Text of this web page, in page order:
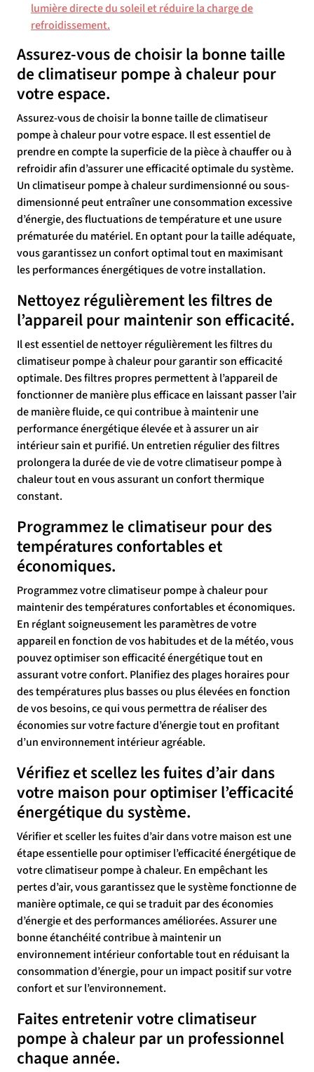
lumière directe du soleil et réduire la charge de
refroidissement.
Assurez-vous de choisir la bonne taille
de climatiseur pompe à chaleur pour
votre espace.
Assurez-vous de choisir la bonne taille de climatiseur
pompe à chaleur pour votre espace. Il est essentiel de
prendre en compte la superficie de la pièce à chauffer ou à
refroidir afin d’assurer une efficacité optimale du système.
Un climatiseur pompe à chaleur surdimensionné ou sous-
dimensionné peut entraîner une consommation excessive
d’énergie, des fluctuations de température et une usure
prématurée du matériel. En optant pour la taille adéquate,
vous garantissez un confort optimal tout en maximisant
les performances énergétiques de votre installation.
Nettoyez régulièrement les filtres de
l’appareil pour maintenir son efficacité.
Il est essentiel de nettoyer régulièrement les filtres du
climatiseur pompe à chaleur pour garantir son efficacité
optimale. Des filtres propres permettent à l’appareil de
fonctionner de manière plus efficace en laissant passer l’air
de manière fluide, ce qui contribue à maintenir une
performance énergétique élevée et à assurer un air
intérieur sain et purifié. Un entretien régulier des filtres
prolongera la durée de vie de votre climatiseur pompe à
chaleur tout en vous assurant un confort thermique
constant.
Programmez le climatiseur pour des
températures confortables et
économiques.
Programmez votre climatiseur pompe à chaleur pour
maintenir des températures confortables et économiques.
En réglant soigneusement les paramètres de votre
appareil en fonction de vos habitudes et de la météo, vous
pouvez optimiser son efficacité énergétique tout en
assurant votre confort. Planifiez des plages horaires pour
des températures plus basses ou plus élevées en fonction
de vos besoins, ce qui vous permettra de réaliser des
économies sur votre facture d’énergie tout en profitant
d’un environnement intérieur agréable.
Vérifiez et scellez les fuites d’air dans
votre maison pour optimiser l’efficacité
énergétique du système.
Vérifier et sceller les fuites d’air dans votre maison est une
étape essentielle pour optimiser l’efficacité énergétique de
votre climatiseur pompe à chaleur. En empêchant les
pertes d’air, vous garantissez que le système fonctionne de
manière optimale, ce qui se traduit par des économies
d’énergie et des performances améliorées. Assurer une
bonne étanchéité contribue à maintenir un
environnement intérieur confortable tout en réduisant la
consommation d’énergie, pour un impact positif sur votre
confort et sur l’environnement.
Faites entretenir votre climatiseur
pompe à chaleur par un professionnel
chaque année.